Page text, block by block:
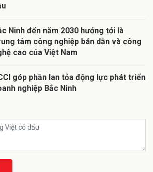
Ninh đến năm 2030 hướng tới là
tâm công nghiệp bán dẫn và công
cao của Việt Nam
góp phần lan tỏa động lực phát triển
nghiệp Bắc Ninh